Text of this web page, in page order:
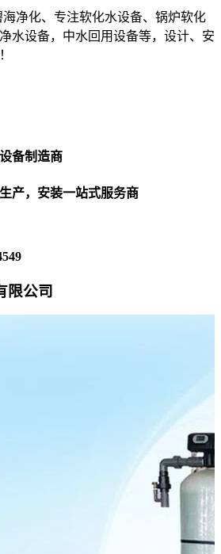
净化、专注软化水设备、锅炉软化
水设备，中水回用设备等，设计、安
备制造商
产，安装一站式服务商
限公司